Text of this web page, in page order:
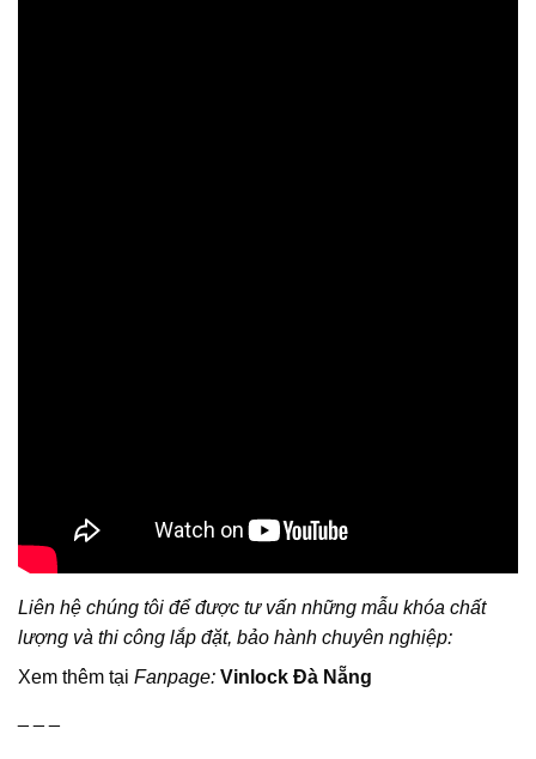
Liên hệ chúng tôi để được tư vấn những mẫu khóa chất
lượng và thi công lắp đặt, bảo hành chuyên nghiệp:
Xem thêm tại Fanpage: Vinlock Đà Nẵng